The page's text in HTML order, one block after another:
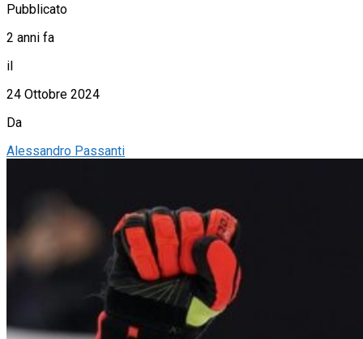
Pubblicato
2 anni fa
il
24 Ottobre 2024
Da
Alessandro Passanti